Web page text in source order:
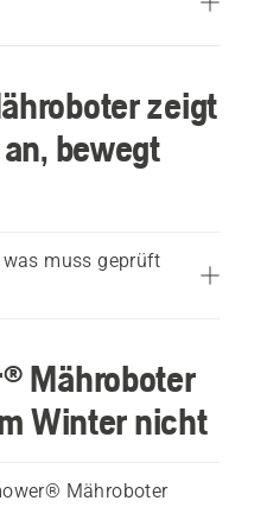
zeigt
bewegt
muss geprüft
Mähroboter
Winter nicht
Mähroboter